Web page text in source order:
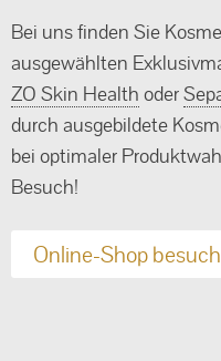
Bei uns finden Sie
ausgewählten
ZO Skin Health oder
durch ausgebildete
bei optimaler
Besuch!
Online-Shop